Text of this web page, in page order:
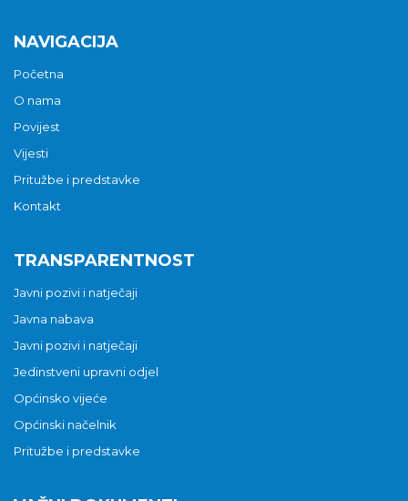
NAVIGACIJA
Početna
O nama
Povijest
Vijesti
Pritužbe i predstavke
Kontakt
TRANSPARENTNOST
Javni pozivi i natječaji
Javna nabava
Javni pozivi i natječaji
Jedinstveni upravni odjel
Općinsko vijeće
Općinski načelnik
Pritužbe i predstavke